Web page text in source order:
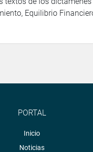
Equilibrio
PORTAL
Inicio
Noticias